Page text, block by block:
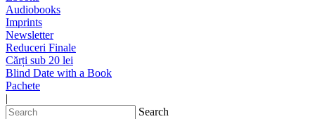
Audiobooks
Imprints
Newsletter
Reduceri Finale
Cărți sub 20 lei
Blind Date with a Book
Pachete
|
Search